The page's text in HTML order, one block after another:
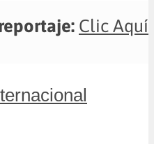
Clic Aquí